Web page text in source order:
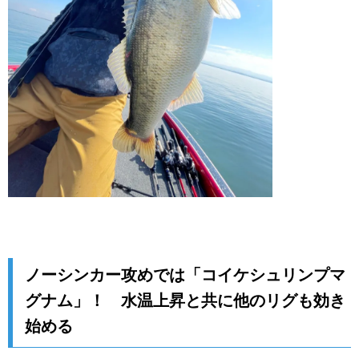
ノーシンカー攻めでは「コイケシュリンプマ
グナム」！ 水温上昇と共に他のリグも効き
始める